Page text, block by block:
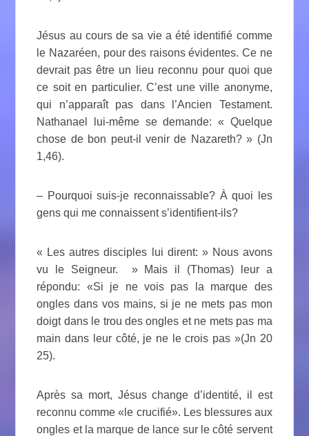
Jésus au cours de sa vie a été identifié comme
le Nazaréen, pour des raisons évidentes. Ce ne
devrait pas être un lieu reconnu pour quoi que
ce soit en particulier. C’est une ville anonyme,
qui n’apparaît pas dans l’Ancien Testament.
Nathanael lui-même se demande: « Quelque
chose de bon peut-il venir de Nazareth? » (Jn
1,46).
– Pourquoi suis-je reconnaissable? À quoi les
gens qui me connaissent s’identifient-ils?
« Les autres disciples lui dirent: » Nous avons
vu le Seigneur. » Mais il (Thomas) leur a
répondu: «Si je ne vois pas la marque des
ongles dans vos mains, si je ne mets pas mon
doigt dans le trou des ongles et ne mets pas ma
main dans leur côté, je ne le crois pas »(Jn 20
25).
Après sa mort, Jésus change d’identité, il est
reconnu comme «le crucifié». Les blessures aux
ongles et la marque de lance sur le côté servent